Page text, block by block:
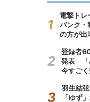
電撃トレ
バンク・
の方が出
登録者
発表 「
今すごく
羽生結
「ゆず